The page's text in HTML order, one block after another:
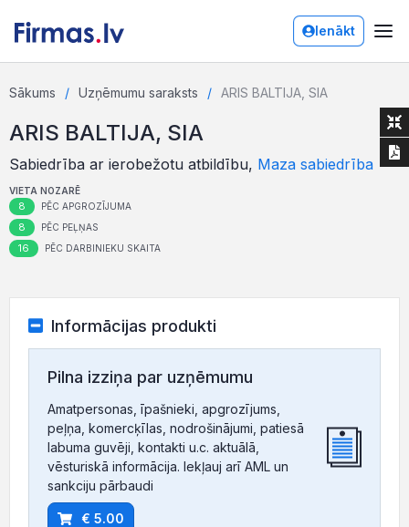
Ienākt
Sākums Uzņēmumu saraksts ARIS BALTIJA, SIA
ARIS BALTIJA, SIA
Sabiedrība ar ierobežotu atbildību, Maza sabiedrība
VIETA NOZARĒ
8 PĒC APGROZĪJUMA
8 PĒC PEĻŅAS
16 PĒC DARBINIEKU SKAITA
Informācijas produkti
Pilna izziņa par uzņēmumu
Amatpersonas, īpašnieki, apgrozījums,
peļņa, komercķīlas, nodrošinājumi, patiesā
labuma guvēji, kontakti u.c. aktuālā,
vēsturiskā informācija. Iekļauj arī AML un
sankciju pārbaudi
€ 5.00